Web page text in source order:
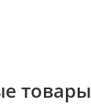
товары